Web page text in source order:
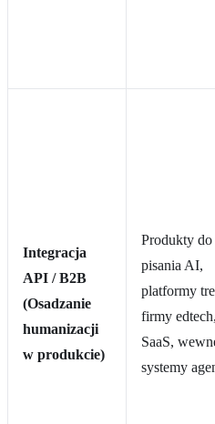
Integracja
API / B2B
(Osadzanie
humanizacji
w produkcie)
Produkty do
pisania AI,
platformy
firmy
SaaS,
systemy